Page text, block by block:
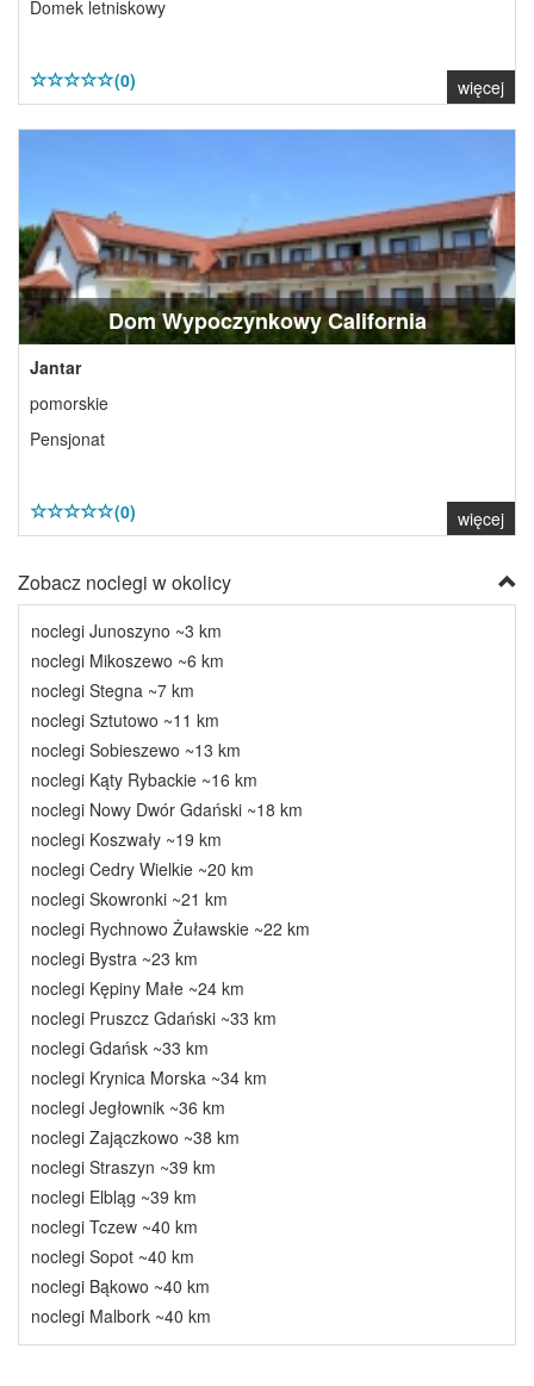
Domek letniskowy
(0) więcej
Dom Wypoczynkowy California
Jantar
pomorskie
Pensjonat
(0) więcej
Zobacz noclegi w okolicy
noclegi Junoszyno ~3 km
noclegi Mikoszewo ~6 km
noclegi Stegna ~7 km
noclegi Sztutowo ~11 km
noclegi Sobieszewo ~13 km
noclegi Kąty Rybackie ~16 km
noclegi Nowy Dwór Gdański ~18 km
noclegi Koszwały ~19 km
noclegi Cedry Wielkie ~20 km
noclegi Skowronki ~21 km
noclegi Rychnowo Żuławskie ~22 km
noclegi Bystra ~23 km
noclegi Kępiny Małe ~24 km
noclegi Pruszcz Gdański ~33 km
noclegi Gdańsk ~33 km
noclegi Krynica Morska ~34 km
noclegi Jegłownik ~36 km
noclegi Zajączkowo ~38 km
noclegi Straszyn ~39 km
noclegi Elbląg ~39 km
noclegi Tczew ~40 km
noclegi Sopot ~40 km
noclegi Bąkowo ~40 km
noclegi Malbork ~40 km